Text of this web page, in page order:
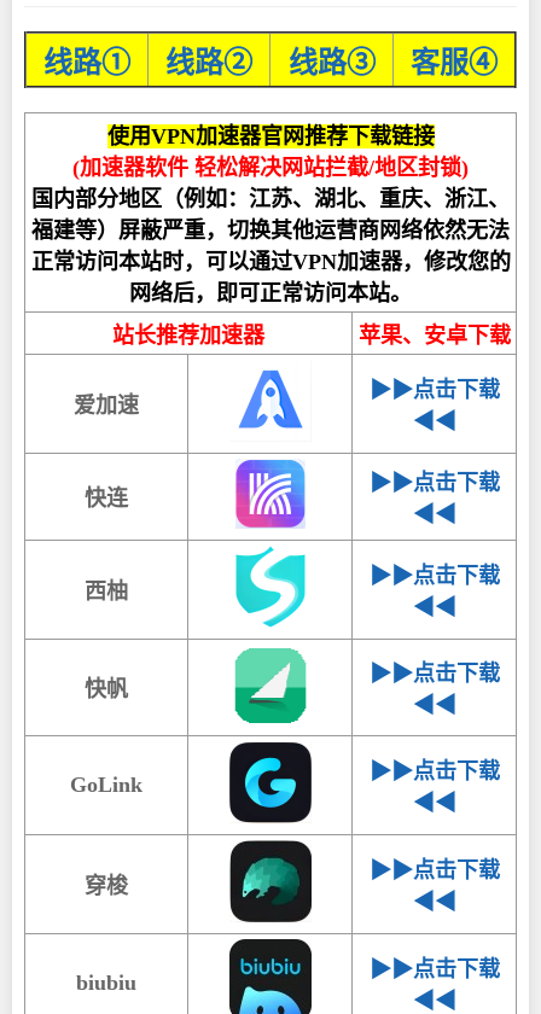
线路① 线路② 线路③ 客服④
使用VPN加速器官网推荐下载链接
(加速器软件 轻松解决网站拦截/地区封锁)
国内部分地区（例如：江苏、湖北、重庆、浙江、
福建等）屏蔽严重，切换其他运营商网络依然无法
正常访问本站时，可以通过VPN加速器，修改您的
网络后，即可正常访问本站。
站长推荐加速器
苹果、安卓下载
爱加速
▶▶点击下载
◀◀
快连
▶▶点击下载
◀◀
西柚
▶▶点击下载
◀◀
快帆
▶▶点击下载
◀◀
GoLink
▶▶点击下载
◀◀
穿梭
▶▶点击下载
◀◀
biubiu
▶▶点击下载
◀◀